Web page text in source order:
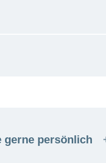
gerne persönlich